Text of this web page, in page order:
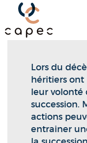
Panneau de
Lors du
héritiers ont
leur volonté
succession.
actions
entrainer